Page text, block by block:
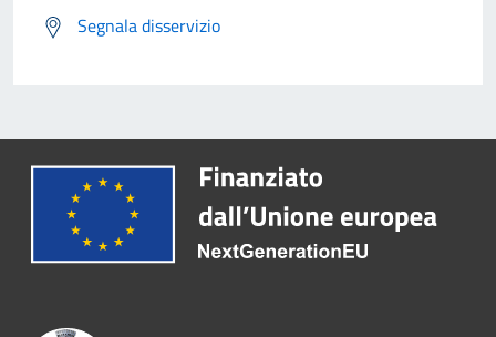
Segnala disservizio